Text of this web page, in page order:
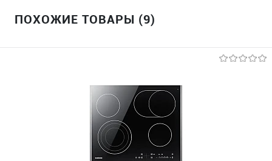
ПОХОЖИЕ ТОВАРЫ (9)